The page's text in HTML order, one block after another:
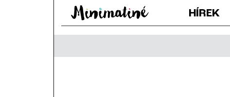
HÍREK